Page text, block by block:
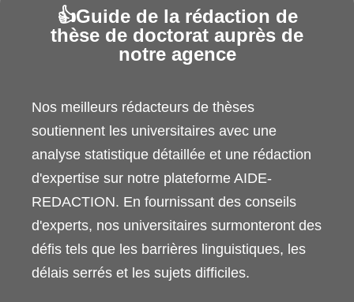
👍Guide de la rédaction de
thèse de doctorat auprès de
notre agence
Nos meilleurs rédacteurs de thèses
soutiennent les universitaires avec une
analyse statistique détaillée et une rédaction
d'expertise sur notre plateforme AIDE-
REDACTION. En fournissant des conseils
d'experts, nos universitaires surmonteront des
défis tels que les barrières linguistiques, les
délais serrés et les sujets difficiles.